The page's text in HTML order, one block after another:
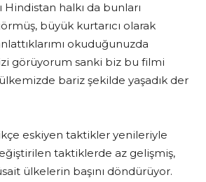
Hindistan halkı da bunları
büyük kurtarıcı olarak
okuduğunuzda
görüyorum sanki biz bu filmi
bariz şekilde yaşadık der
eskiyen taktikler yenileriyle
taktiklerde az gelişmiş,
ülkelerin başını döndürüyor.